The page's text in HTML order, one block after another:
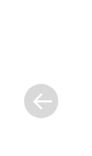
Entrada
anterior